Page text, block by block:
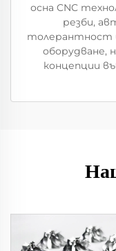
осна CNC
резби,
толерантност
оборудване,
концепции